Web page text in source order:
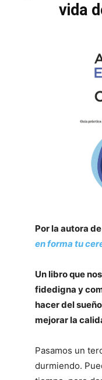
vida
Por la autora de
en forma tu
Un libro que
fidedigna y
hacer del
mejorar la
Pasamos un
durmiendo.